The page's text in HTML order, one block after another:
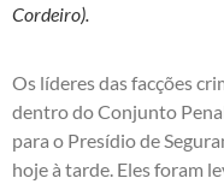
Cordeiro).
Os líderes das facções
dentro do Conjunto
para o Presídio de
hoje à tarde. Eles foram